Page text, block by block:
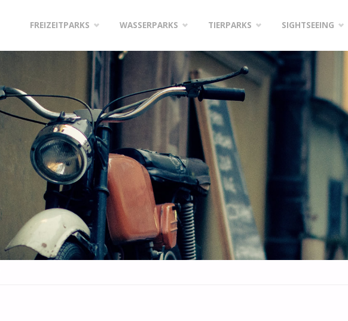
content
FREIZEITPARKS WASSERPARKS TIERPARKS SIGHTSEEING